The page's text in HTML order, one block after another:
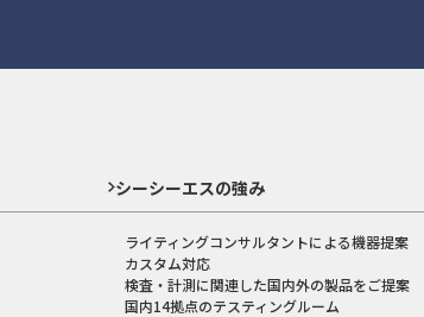
シーシーエスの強み
ライティングコンサルタントによる機器提案
カスタム対応
検査・計測に関連した国内外の製品をご提案
国内14拠点のテスティングルーム